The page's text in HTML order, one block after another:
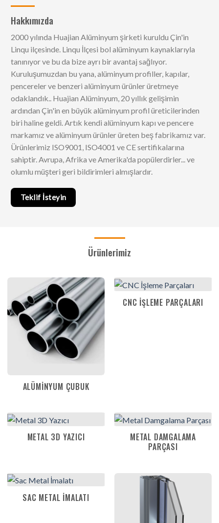
Hakkımızda
2000 yılında Huajian Alüminyum şirketi kuruldu Çin'in
Linqu ilçesinde. Linqu İlçesi bol alüminyum kaynaklarıyla
tanınıyor ve bu da bize ayrı bir avantaj sağlıyor.
Kuruluşumuzdan bu yana, alüminyum profiller, kapılar,
pencereler ve benzeri alüminyum ürünler üretmeye
odaklandık.. Huajian Alüminyum, 20 yıllık gelişimin
ardından Çin'in en büyük alüminyum profil üreticilerinden
biri haline geldi.Artık kendi alüminyum kapı ve pencere
markamız ve alüminyum ürünler üreten beş fabrikamız var.
Ürünlerimiz ISO9001, ISO4001 ve CE sertifikalarına
sahiptir.Avrupa, Afrika ve Amerika'da popülerdirler... ve
olumlu müşteri geri bildirimleri almışlardır.
Teklif İsteyin
Ürünlerimiz
ALÜMINYUM ÇUBUK
CNC İŞLEME PARÇALARI
METAL 3D YAZICI
METAL DAMGALAMA
PARÇASI
SAC METAL İMALATI